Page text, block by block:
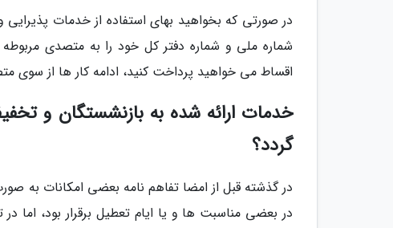
در صورتی که بخواهید بهای استفاده از خدمات
شماره ملی و شماره دفتر کل خود را به متصدی مربوطه
اقساط می خواهید پرداخت کنید، ادامه کار ها از
خدمات ارائه شده به بازنشستگان و
گردد؟
در گذشته قبل از امضا تفاهم نامه بعضی امکانات به
در بعضی مناسبت ها و یا ایام تعطیل برقرار بود، اما